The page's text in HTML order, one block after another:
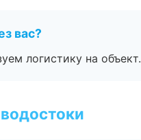
вас?
логистику на объект.